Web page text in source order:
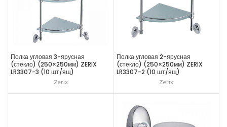
Полка угловая 3-ярусная
(стекло) (250×250мм) ZERIX
LR3307-3 (10 шт/ящ)
Zerix
Полка угловая 2-ярусная
(стекло) (250×250мм) ZERIX
LR3307-2 (10 шт/ящ)
Zerix